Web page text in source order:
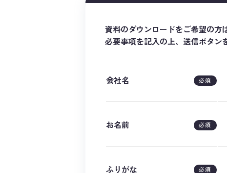
資料のダウンロードをご希望の方
必要事項を記入の上、送信ボタン
会社名 必須
お名前 必須
ふりがな 必須